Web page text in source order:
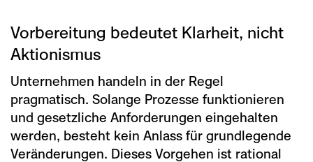
Vorbereitung bedeutet Klarheit, nicht
Aktionismus
Unternehmen handeln in der Regel
pragmatisch. Solange Prozesse funktionieren
und gesetzliche Anforderungen eingehalten
werden, besteht kein Anlass für grundlegende
Veränderungen. Dieses Vorgehen ist rational